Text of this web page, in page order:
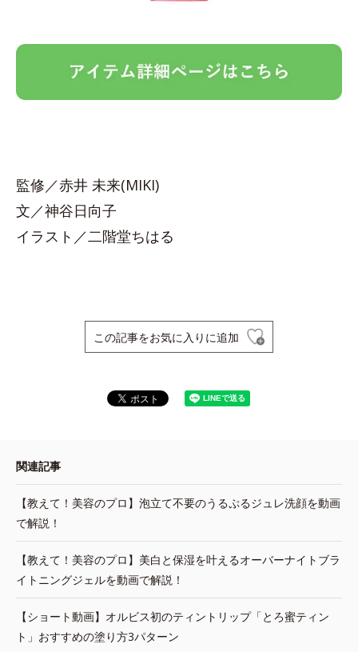
監修／赤井 未来(MIKI)
文／神谷日向子
イラスト／二階堂ちはる
この記事をお気に入りに追加
関連記事
【教えて！美容のプロ】泡立て不要のうるぷるジュレ洗顔を動画
で解説！
【教えて！美容のプロ】美白と保湿を叶えるオーバーナイトブラ
イトニングジェルを動画で解説！
【ショート動画】オルビス初のティントリップ「とろ蜜ティン
ト」おすすめの塗り方3パターン